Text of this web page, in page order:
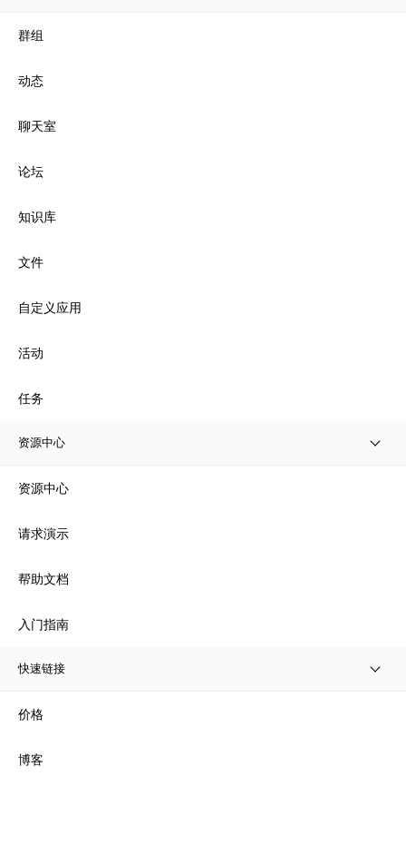
群组
动态
聊天室
论坛
知识库
文件
自定义应用
活动
任务
资源中心
资源中心
请求演示
帮助文档
入门指南
快速链接
价格
博客